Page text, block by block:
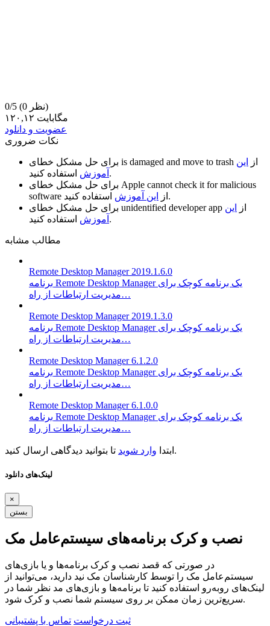
0/5
(0 نظر)
۱۲۰,۱۲ مگابایت
عضویت و دانلود
نکات ضروری
is damaged and move to trash از
این
آموزش استفاده کنید.
Apple cannot check it for malicious
software
از این آموزش
استفاده کنید.
unidentified developer app از
این
آموزش استفاده کنید.
مطالب مشابه
Remote Desktop Manager 2019.1.6.0
برنامه Remote Desktop Manager یک برنامه کوچک برای
مدیریت ارتباطات از راه…
Remote Desktop Manager 2019.1.3.0
برنامه Remote Desktop Manager یک برنامه کوچک برای
مدیریت ارتباطات از راه…
Remote Desktop Manager 6.1.2.0
برنامه Remote Desktop Manager یک برنامه کوچک برای
مدیریت ارتباطات از راه…
Remote Desktop Manager 6.1.0.0
برنامه Remote Desktop Manager یک برنامه کوچک برای
مدیریت ارتباطات از راه…
ابتدا وارد شوید تا بتوانید دیدگاهی ارسال کنید.
لینک‌های دانلود
×
بستن
نصب و کرک برنامه‌های سیستم‌عامل مک
در صورتی که قصد نصب و کرک برنامه‌ها و یا بازی‌های
سیستم‌عامل مک را توسط کارشناسان مک نید دارید، می‌توانید از
لینک‌های رو‌به‌رو استفاده کنید تا برنامه‌ها و بازی‌های مد نظر شما در
سریع‌ترین زمان ممکن بر روی سیستم شما نصب و کرک شود.
ثبت درخواست تماس با پشتیبانی